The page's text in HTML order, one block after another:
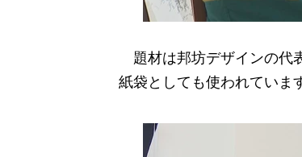
題材は邦坊デザインの代
紙袋としても使われていま